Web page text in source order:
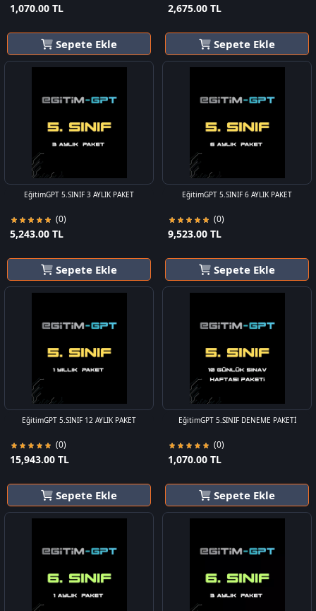
1,070.00 TL
Sepete Ekle
2,675.00 TL
Sepete Ekle
EğitimGPT 5.SINIF 3 AYLIK PAKET
(0)
5,243.00 TL
Sepete Ekle
EğitimGPT 5.SINIF 6 AYLIK PAKET
(0)
9,523.00 TL
Sepete Ekle
EğitimGPT 5.SINIF 12 AYLIK PAKET
(0)
15,943.00 TL
Sepete Ekle
EğitimGPT 5.SINIF DENEME PAKETİ
(0)
1,070.00 TL
Sepete Ekle